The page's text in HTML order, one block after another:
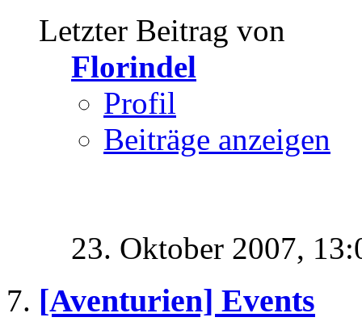
Letzter Beitrag von
Florindel
Profil
Beiträge anzeigen
23. Oktober 2007,
[Aventurien] Events